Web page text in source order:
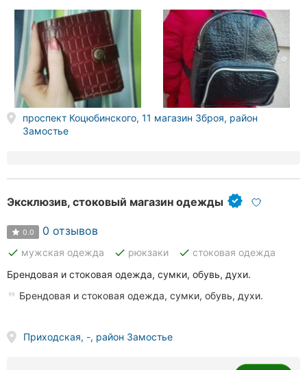
Днепр
Львов
Кривой
Рог
Николаев
Херсон
Чернигов
Черкассы
Черновцы
проспект Коцюбинского, 11 магазин Зброя, район
Замостье
Эксклюзив, стоковый магазин одежды
0.0 0 отзывов
done мужская одежда done рюкзаки done стоковая одежда
Брендовая и стоковая одежда, сумки, обувь, духи.
Брендовая и стоковая одежда, сумки, обувь, духи.
Приходская, -, район Замостье